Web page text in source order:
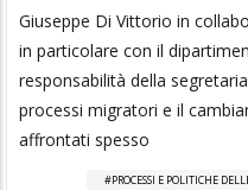
Giuseppe Di Vittorio in
in particolare con il
responsabilità della
processi migratori e il
affrontati spesso
PROCESSI E POLITICHE